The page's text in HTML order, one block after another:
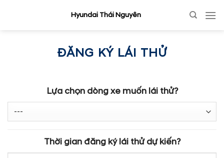
Hyundai Thái Nguyên
ĐĂNG KÝ LÁI THỬ
Lựa chọn dòng xe muốn lái thử?
Thời gian đăng ký lái thử dự kiến?